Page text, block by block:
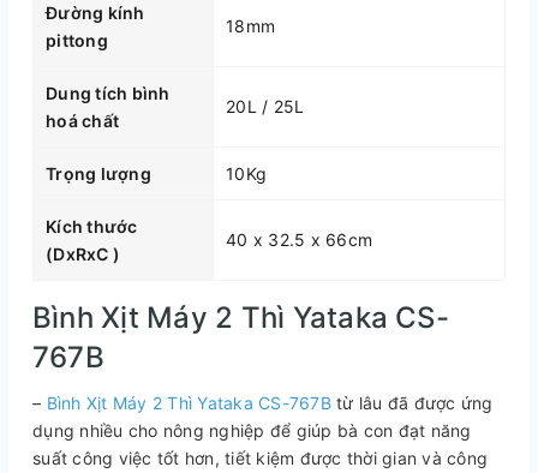
Đường kính
pittong
18mm
Dung tích bình
hoá chất
20L / 25L
Trọng lượng 10Kg
Kích thước
(DxRxC )
40 x 32.5 x 66cm
Bình Xịt Máy 2 Thì Yataka CS-
767B
– Bình Xịt Máy 2 Thì Yataka CS-767Btừ lâu đã được ứng
dụng nhiều cho nông nghiệp để giúp bà con đạt năng
suất công việc tốt hơn, tiết kiệm được thời gian và công